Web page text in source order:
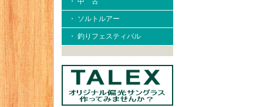
・ ソルトルアー
・ 釣りフェスティバル